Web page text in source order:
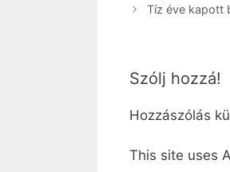
Tíz éve kapott
Szólj hozzá!
Hozzászólás
This site uses